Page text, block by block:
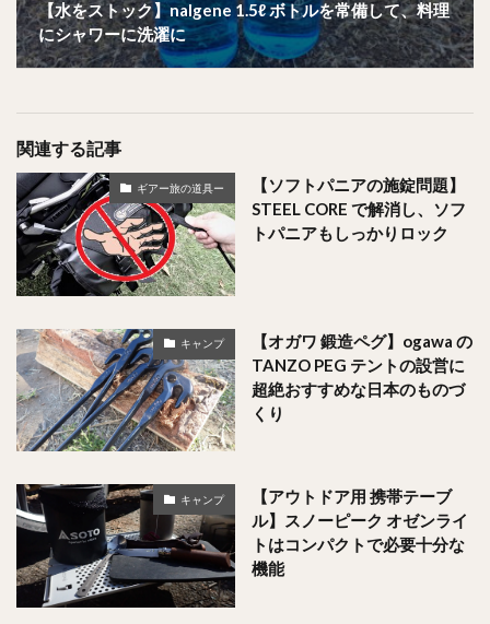
【水をストック】nalgene 1.5ℓ ボトルを常備して、料理
にシャワーに洗濯に
関連する記事
ギアー旅の道具ー
【ソフトパニアの施錠問題】
STEEL CORE で解消し、ソフ
トパニアもしっかりロック
キャンプ
【オガワ 鍛造ペグ】ogawa の
TANZO PEG テントの設営に
超絶おすすめな日本のものづ
くり
キャンプ
【アウトドア用 携帯テーブ
ル】スノーピーク オゼンライ
トはコンパクトで必要十分な
機能